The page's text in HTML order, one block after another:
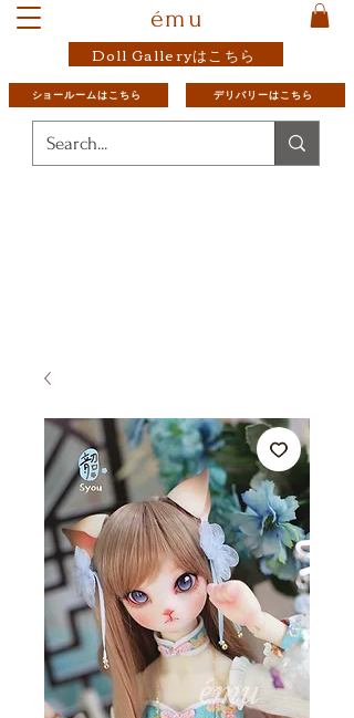
ému
Doll Galleryはこちら
ショールームはこちら デリバリーはこちら